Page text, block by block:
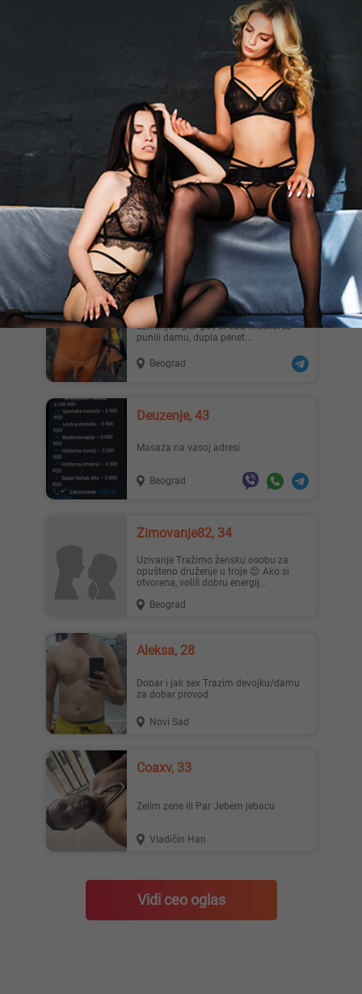
Teodoramarkopar, 43
par Teodora i Marko 43-43, lepi,
pristojni, kulturni, obrazova...
Novi Sad
Tvoj_neko, 54
Tražim damu za vikend putovanja
Normalan, kulturan, obrazovoan,
dobronameran i sloboda muškarac u...
Novi Sad
Maxellbg, 39
uzivanje....par gde bi oba muskarca
punili damu, dupla penet...
Beograd
Deuzenje, 43
Masaza na vasoj adresi
Beograd
Zimovanje82, 34
Uzivanje Tražimo žensku osobu za
opušteno druženje u troje 😊 Ako si
otvorena, voliš dobru energij...
Beograd
Aleksa, 28
Dobar i jak sex Trazim devojku/damu
za dobar provod
Novi Sad
Coaxv, 33
Zelim zene ili Par Jebem jebacu
Vladičin Han
Vidi ceo oglas